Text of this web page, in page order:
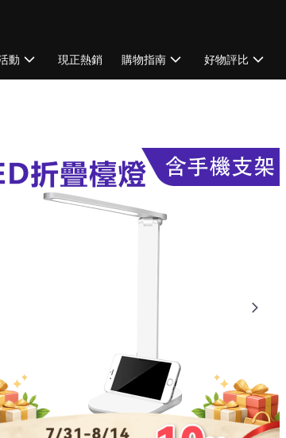
動 現正熱銷 購物指南 好物評比